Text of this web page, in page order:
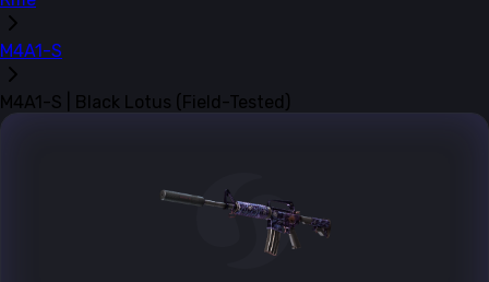
M4A1-S
M4A1-S | Black Lotus (Field-Tested)